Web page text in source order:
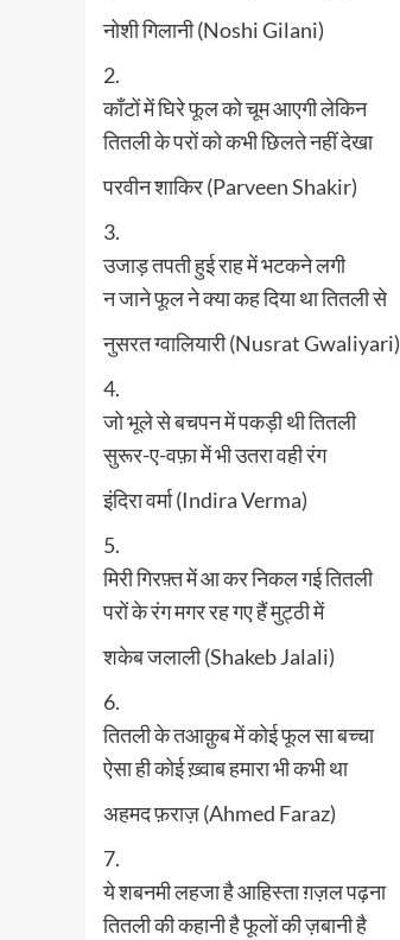
नोशी गिलानी (Noshi Gilani)
2.
काँटों में घिरे फूल को चूम आएगी लेकिन
तितली के परों को कभी छिलते नहीं देखा
परवीन शाकिर (Parveen Shakir)
3.
उजाड़ तपती हुई राह में भटकने लगी
न जाने फूल ने क्या कह दिया था तितली से
नुसरत ग्वालियारी (Nusrat Gwaliyari)
4.
जो भूले से बचपन में पकड़ी थी तितली
सुरूर-ए-वफ़ा में भी उतरा वही रंग
इंदिरा वर्मा (Indira Verma)
5.
मिरी गिरफ़्त में आ कर निकल गई तितली
परों के रंग मगर रह गए हैं मुट्ठी में
शकेब जलाली (Shakeb Jalali)
6.
तितली के तआक़ुब में कोई फूल सा बच्चा
ऐसा ही कोई ख़्वाब हमारा भी कभी था
अहमद फ़राज़ (Ahmed Faraz)
7.
ये शबनमी लहजा है आहिस्ता ग़ज़ल पढ़ना
तितली की कहानी है फूलों की ज़बानी है